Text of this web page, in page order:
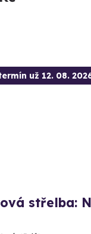
už 12. 08.
střelba: